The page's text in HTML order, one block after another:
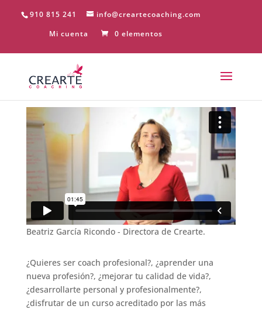
910 815 241
info@creartecoaching.com
Mi cuenta
0 elementos
Beatriz García Ricondo - Directora de Crearte.
¿Quieres ser coach profesional?, ¿aprender una
nueva profesión?, ¿mejorar tu calidad de vida?,
¿desarrollarte personal y profesionalmente?,
¿disfrutar de un curso acreditado por las más